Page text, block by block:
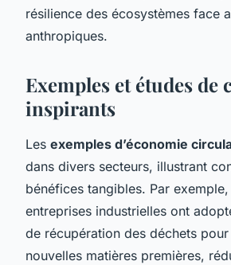
résilience des écosystèmes face
anthropiques.
Exemples et études de
inspirants
Les exemples d’économie
dans divers secteurs, illustrant
bénéfices tangibles. Par
entreprises industrielles ont
de récupération des déchets
nouvelles matières premières,